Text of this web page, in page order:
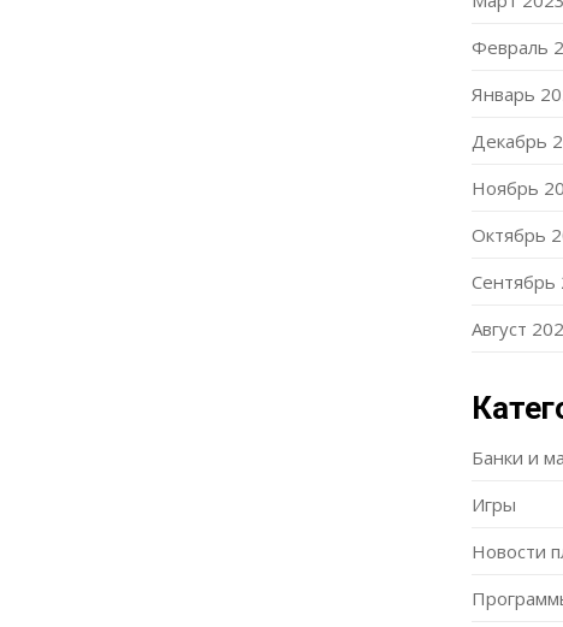
Февраль
Январь
Декабрь
Ноябрь
Октябрь
Сентябрь
Август
Банки и
Игры
Новости